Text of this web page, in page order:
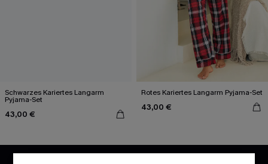
Schwarzes Kariertes Langarm
Pyjama-Set
43,00 €
Rotes Kariertes Langarm Pyjama-Set
43,00 €